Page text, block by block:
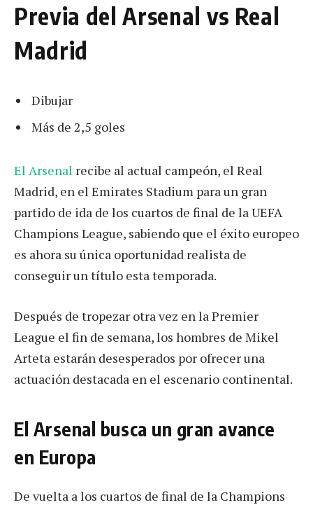
Previa del Arsenal vs Real
Madrid
Dibujar
Más de 2,5 goles
El Arsenal recibe al actual campeón, el Real
Madrid, en el Emirates Stadium para un gran
partido de ida de los cuartos de final de la UEFA
Champions League, sabiendo que el éxito europeo
es ahora su única oportunidad realista de
conseguir un título esta temporada.
Después de tropezar otra vez en la Premier
League el fin de semana, los hombres de Mikel
Arteta estarán desesperados por ofrecer una
actuación destacada en el escenario continental.
El Arsenal busca un gran avance
en Europa
De vuelta a los cuartos de final de la Champions